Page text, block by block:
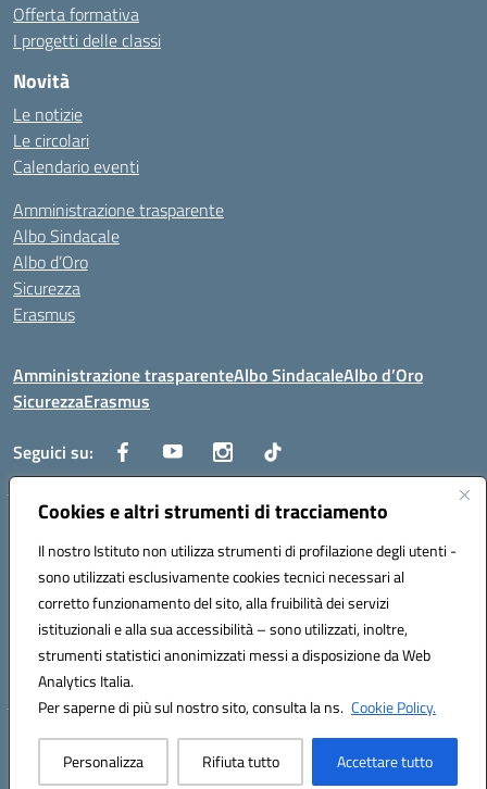
Cookies e altri strumenti di tracciamento
Il nostro Istituto non utilizza strumenti di profilazione degli utenti -
sono utilizzati esclusivamente cookies tecnici necessari al
corretto funzionamento del sito, alla fruibilità dei servizi
istituzionali e alla sua accessibilità – sono utilizzati, inoltre,
strumenti statistici anonimizzati messi a disposizione da Web
Analytics Italia.
Per saperne di più sul nostro sito, consulta la ns. Cookie Policy.
Personalizza Rifiuta tutto Accettare tutto
Offerta formativa
I progetti delle classi
Novità
Le notizie
Le circolari
Calendario eventi
Amministrazione trasparente
Albo Sindacale
Albo d’Oro
Sicurezza
Erasmus
Amministrazione trasparenteAlbo SindacaleAlbo d’Oro
SicurezzaErasmus
Seguici su:
Centralino:0885.426034 Email:FGTD02000P@istruzione.it
Posta elettronica certificata (PEC):fgtd02000p@pec.istruzione.it
Codice fiscale: 81002930717
Codice meccanografico:FGTD02000P
Codice unico di fatturazione (CUF): UFUN7Y
Hosting & Powered by 3D Solution S.r.l.
Concept & Design by Designers Italia